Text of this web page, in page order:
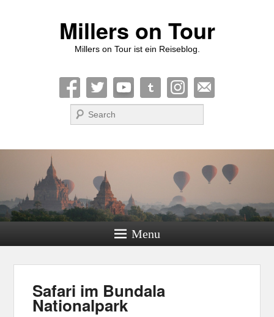
Millers on Tour
Millers on Tour ist ein Reiseblog.
Suche
Menu
Safari im Bundala
Nationalpark